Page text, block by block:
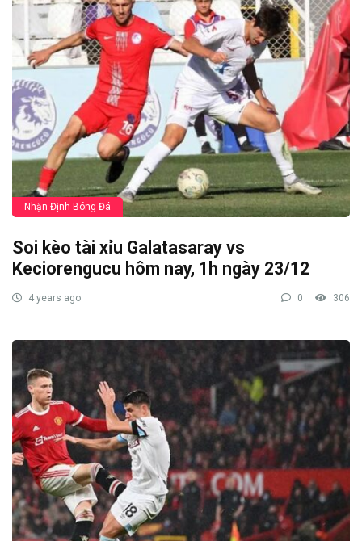
Nhận Định Bóng Đá
Soi kèo tài xỉu Galatasaray vs
Keciorengucu hôm nay, 1h ngày 23/12
4 years ago 0 306